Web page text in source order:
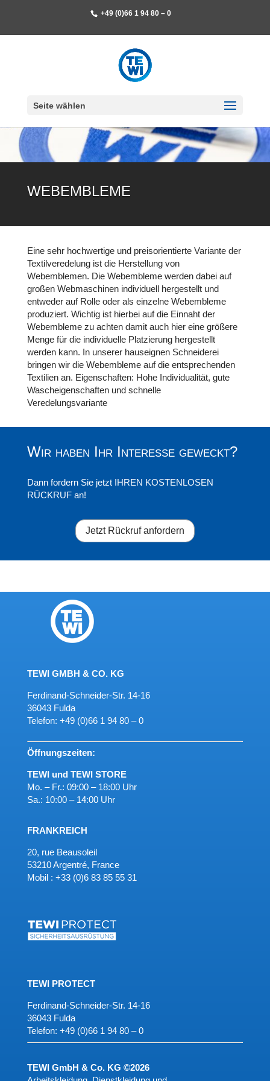
+49 (0)66 1 94 80 – 0
Seite wählen
WEBEMBLEME
Eine sehr hochwertige und preisorientierte Variante der
Textilveredelung ist die Herstellung von
Webemblemen. Die Webembleme werden dabei auf
großen Webmaschinen individuell hergestellt und
entweder auf Rolle oder als einzelne Webembleme
produziert. Wichtig ist hierbei auf die Einnaht der
Webembleme zu achten damit auch hier eine größere
Menge für die individuelle Platzierung hergestellt
werden kann. In unserer hauseignen Schneiderei
bringen wir die Webembleme auf die entsprechenden
Textilien an. Eigenschaften: Hohe Individualität, gute
Wascheigenschaften und schnelle
Veredelungsvariante
Wir haben Ihr Interesse geweckt?
Dann fordern Sie jetzt IHREN KOSTENLOSEN
RÜCKRUF an!
Jetzt Rückruf anfordern
TEWI GMBH & CO. KG
Ferdinand-Schneider-Str. 14-16
36043 Fulda
Telefon: +49 (0)66 1 94 80 – 0
Öffnungszeiten:
TEWI und TEWI STORE
Mo. – Fr.: 09:00 – 18:00 Uhr
Sa.: 10:00 – 14:00 Uhr
FRANKREICH
20, rue Beausoleil
53210 Argentré, France
Mobil : +33 (0)6 83 85 55 31
TEWI PROTECT
Ferdinand-Schneider-Str. 14-16
36043 Fulda
Telefon: +49 (0)66 1 94 80 – 0
TEWI GmbH & Co. KG ©2026